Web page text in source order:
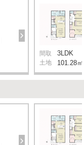
間取 3LDK
土地 101.28㎡